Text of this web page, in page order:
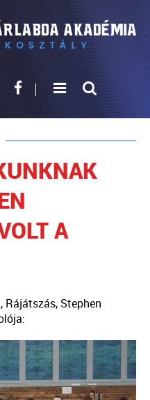
A
Rájátszás, Stephen